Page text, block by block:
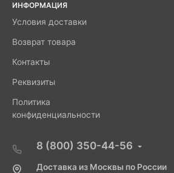
ИНФОРМАЦИЯ
Условия доставки
Возврат товара
Контакты
Реквизиты
Политика
конфиденциальности
8 (800) 350-44-56
Доставка из Москвы по России